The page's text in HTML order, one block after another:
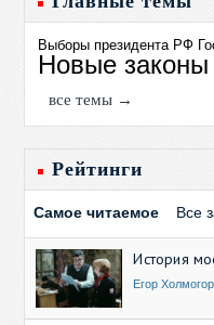
Выборы президента РФ
Новые законы
все темы →
Рейтинги
Самое читаемое Все
История
Егор